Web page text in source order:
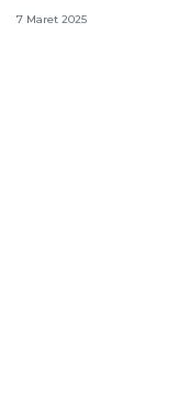
7 Maret 2025